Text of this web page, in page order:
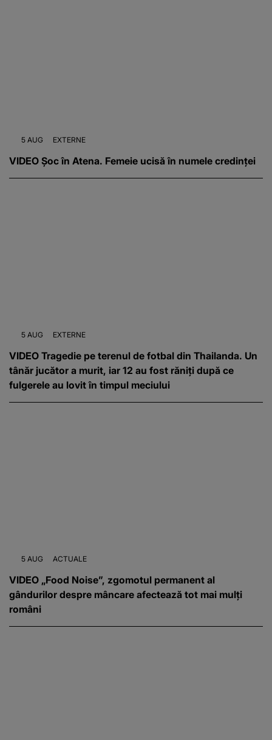
5 AUG EXTERNE
VIDEO Șoc în Atena. Femeie ucisă în numele credinței
5 AUG EXTERNE
VIDEO Tragedie pe terenul de fotbal din Thailanda. Un
tânăr jucător a murit, iar 12 au fost răniți după ce
fulgerele au lovit în timpul meciului
5 AUG ACTUALE
VIDEO „Food Noise”, zgomotul permanent al
gândurilor despre mâncare afectează tot mai mulți
români